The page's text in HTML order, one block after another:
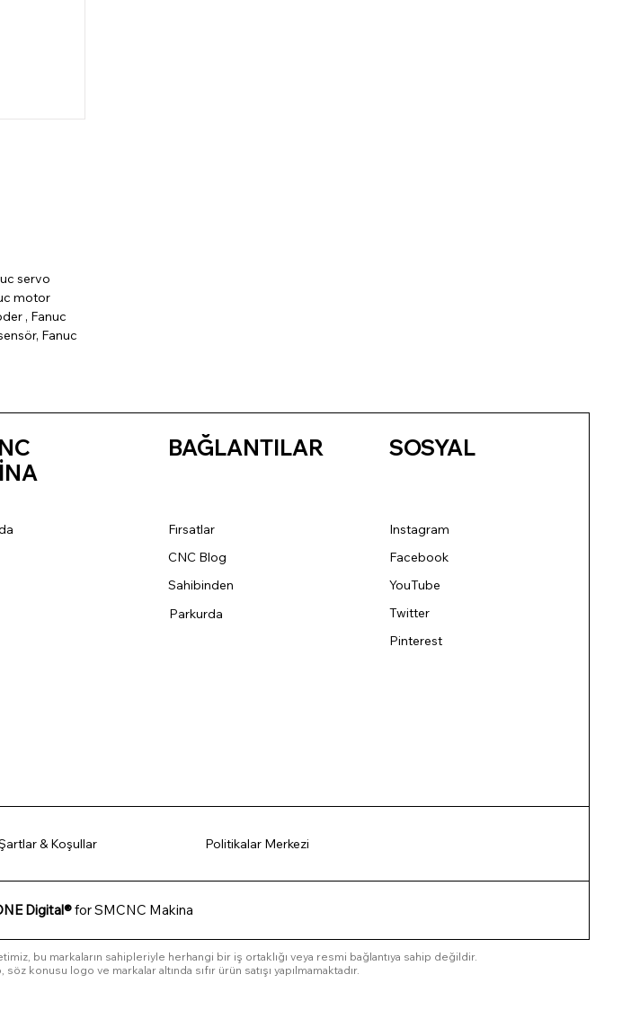
servo
motor
, Fanuc
Fanuc
BAĞLANTILAR
Fırsatlar
CNC Blog
Sahibinden
Parkurda
SOSYAL
Instagram
Facebook
YouTube
Twitter
Pinterest
& Koşullar Politikalar Merkezi
Digital®for SMCNC Makina
bu markaların sahipleriyle herhangi bir iş ortaklığı veya resmi bağlantıya sahip değildir.
konusu logo ve markalar altında sıfır ürün satışı yapılmamaktadır.